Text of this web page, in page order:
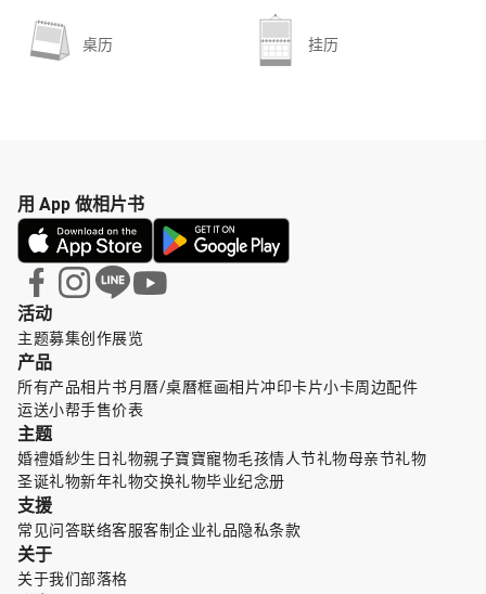
桌历 挂历
活动
主题募集创作展览
产品
所有产品相片书月曆/桌曆框画相片冲印卡片小卡周边配件
运送小帮手售价表
主题
婚禮婚紗生日礼物親子寶寶寵物毛孩情人节礼物母亲节礼物
圣诞礼物新年礼物交换礼物毕业纪念册
支援
常见问答联络客服客制企业礼品隐私条款
关于
关于我们部落格
用 App 做相片书